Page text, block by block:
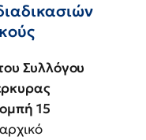
Συλλόγου
15